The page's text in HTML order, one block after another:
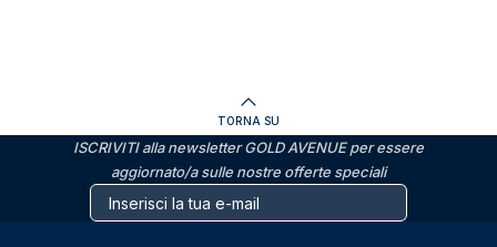
TORNA SU
ISCRIVITI alla newsletter GOLD AVENUE per essere
aggiornato/a sulle nostre offerte speciali